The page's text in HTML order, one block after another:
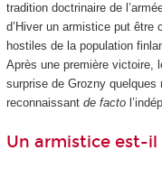
tradition doctrinaire de
d’Hiver un armistice put être
hostiles de la population
Après une première victoire,
surprise de Grozny
reconnaissant de facto
Un armistice est-il